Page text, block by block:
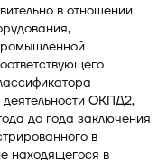
в отношении
ОКПД2,
до года заключения
в
находящегося в